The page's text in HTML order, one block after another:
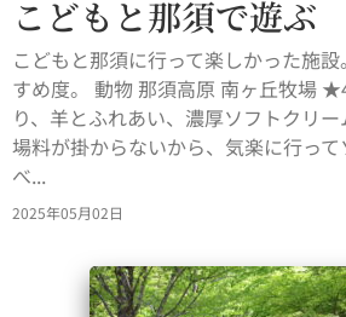
こどもと那須で遊ぶ
こどもと那須に行って楽しかった施
すめ度。 動物 那須高原 南ヶ丘牧場
り、羊とふれあい、濃厚ソフトクリ
場料が掛からないから、気楽に行っ
べ...
2025年05月02日